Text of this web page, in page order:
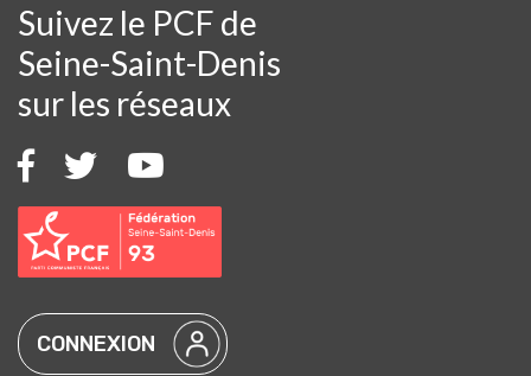
Suivez le PCF de
Seine-Saint-Denis
sur les réseaux
CONNEXION